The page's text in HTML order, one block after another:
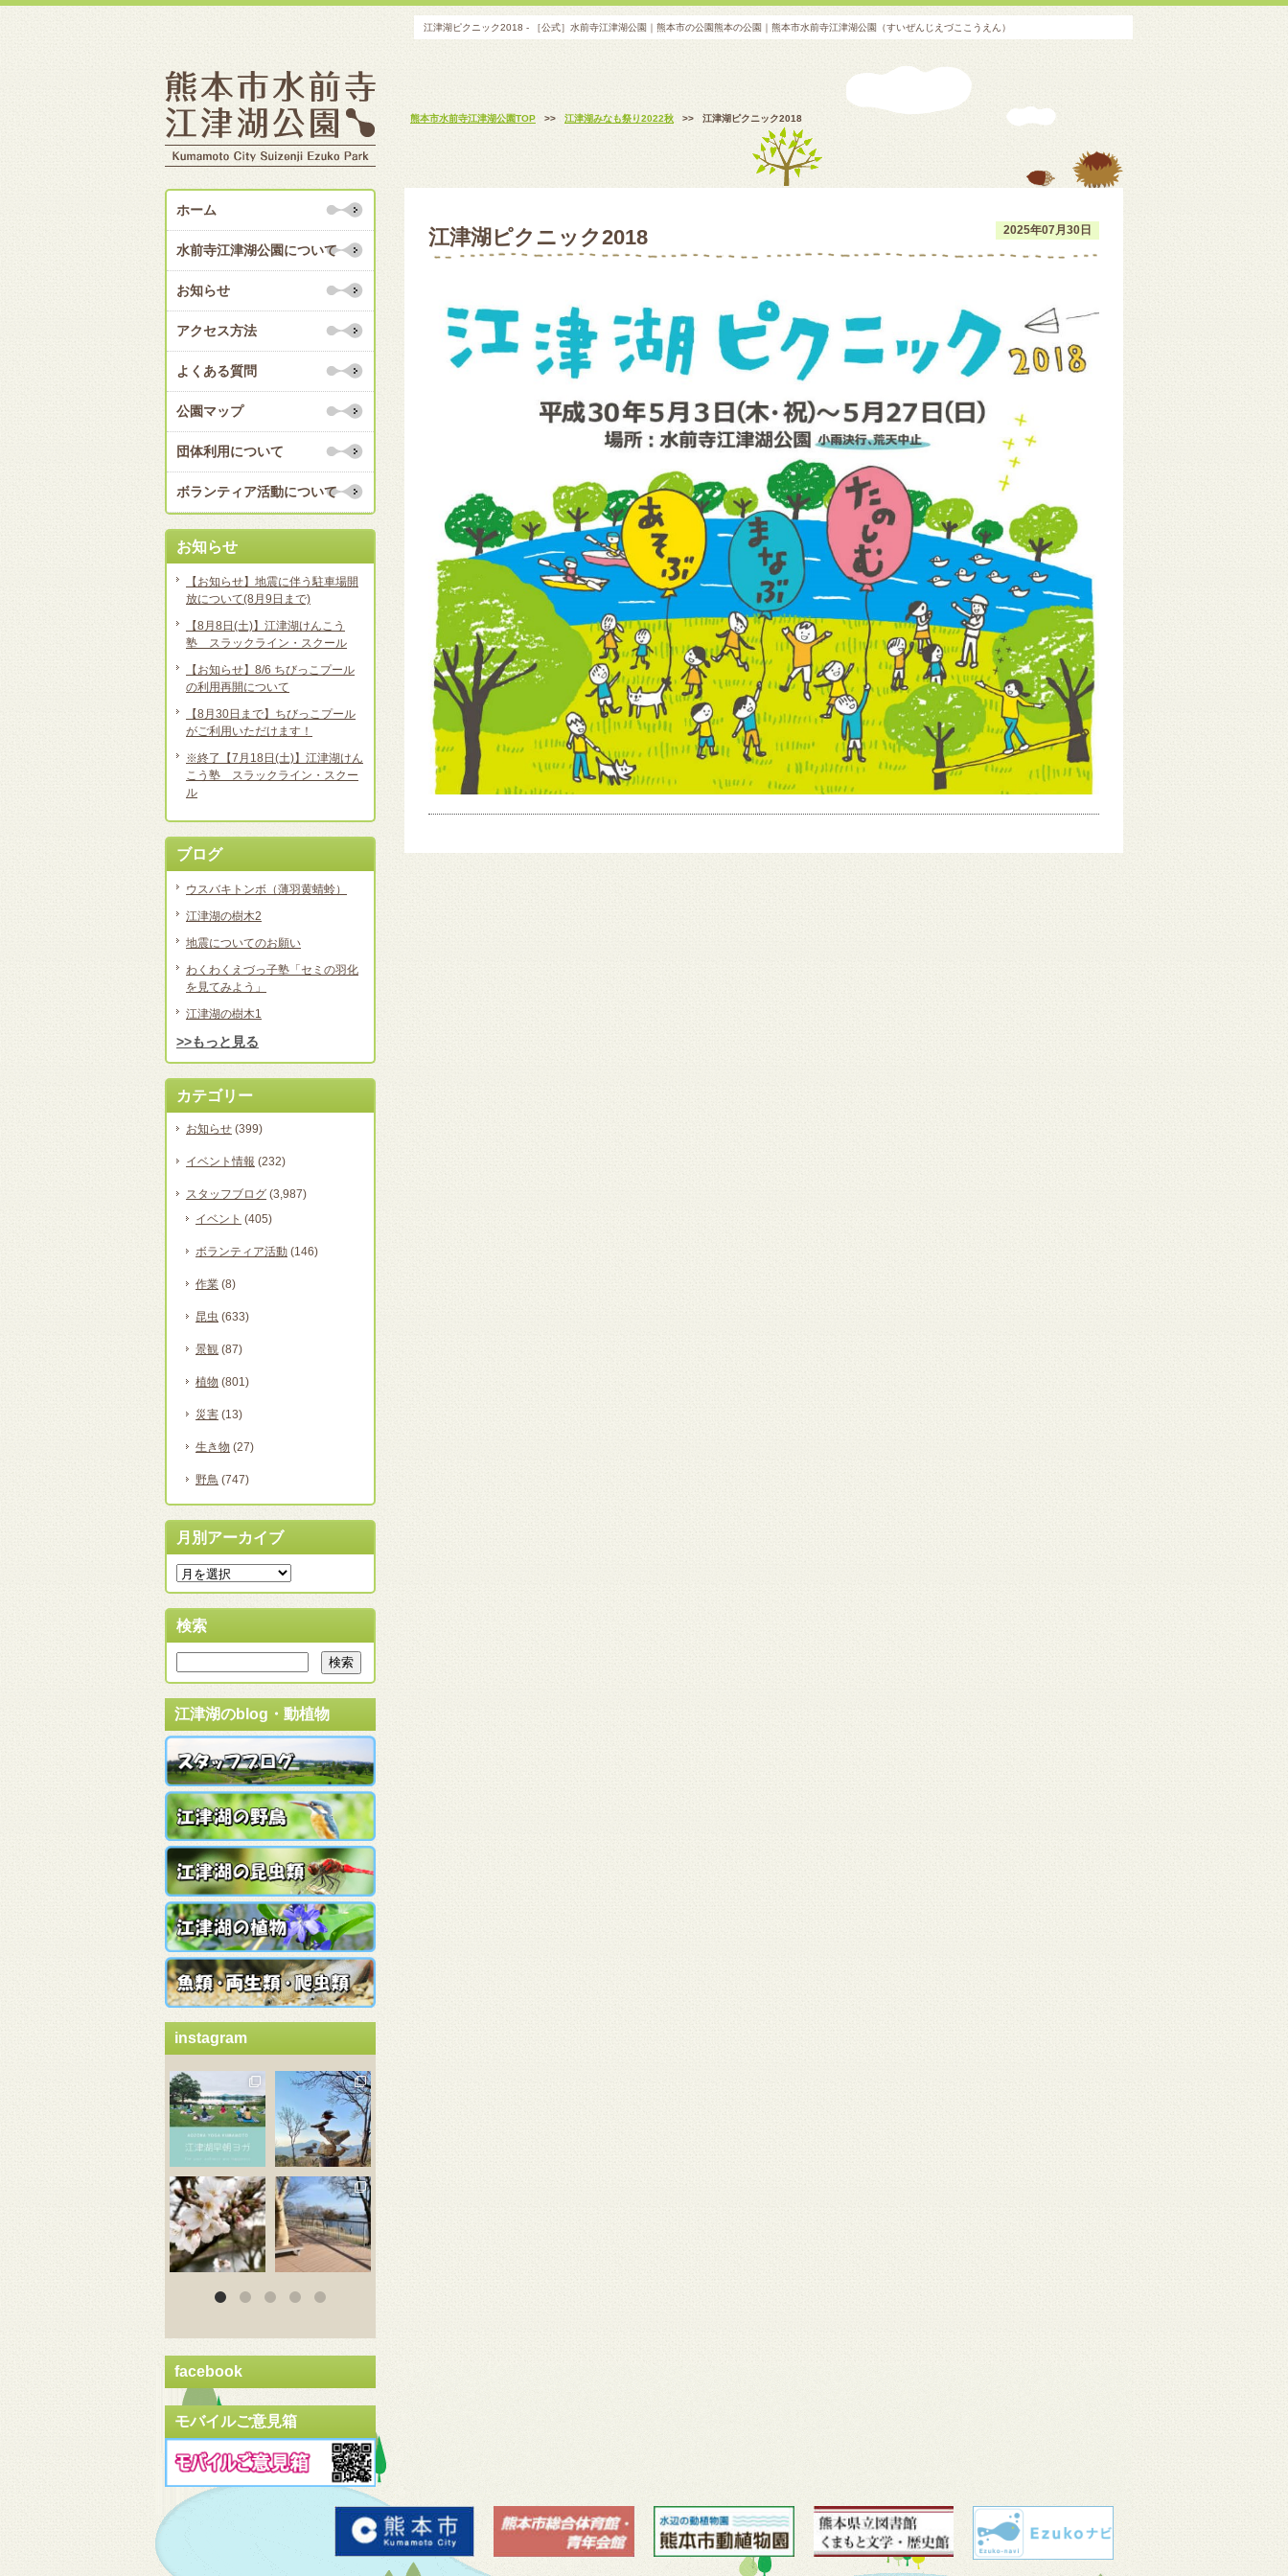
江津湖ピクニック2018 - ［公式］水前寺江津湖公園｜熊本市の公園熊本の公園｜熊本市水前寺江津湖公園（すいぜんじえづここうえん）
熊本市水前寺江津湖公園TOP >> 江津湖みなも祭り2022秋 >> 江津湖ピクニック2018
2025年07月30日
江津湖ピクニック2018
ホーム
水前寺江津湖公園について
お知らせ
アクセス方法
よくある質問
公園マップ
団体利用について
ボランティア活動について
お知らせ
【お知らせ】地震に伴う駐車場開
放について(8月9日まで)
【8月8日(土)】江津湖けんこう
塾 スラックライン・スクール
【お知らせ】8/6 ちびっこプール
の利用再開について
【8月30日まで】ちびっこプール
がご利用いただけます！
※終了【7月18日(土)】江津湖けん
こう塾 スラックライン・スクー
ル
ブログ
ウスバキトンボ（薄羽黄蜻蛉）
江津湖の樹木2
地震についてのお願い
わくわくえづっ子塾「セミの羽化
を見てみよう」
江津湖の樹木1
>>もっと見る
カテゴリー
お知らせ (399)
イベント情報 (232)
スタッフブログ (3,987)
イベント (405)
ボランティア活動 (146)
作業 (8)
昆虫 (633)
景観 (87)
植物 (801)
災害 (13)
生き物 (27)
野鳥 (747)
月別アーカイブ
検索
江津湖のblog・動植物
instagram
3月 20
3月 18
3月 18
facebook
モバイルご意見箱